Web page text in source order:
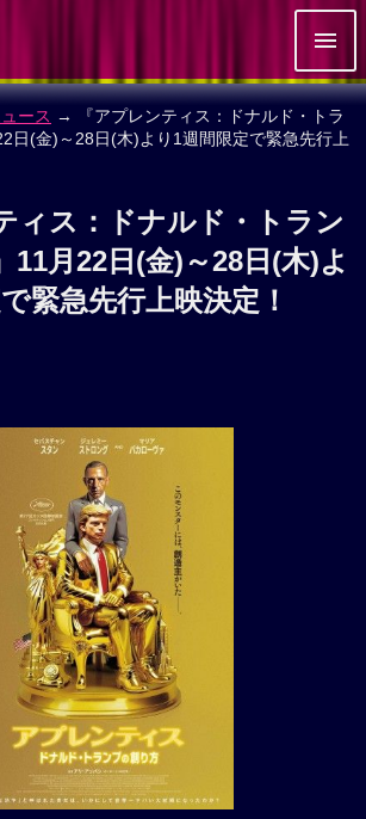
ース → 『アプレンティス：ドナルド・トラ
日(金)～28日(木)より1週間限定で緊急先行上
ィス：ドナルド・トラン
11月22日(金)～28日(木)よ
緊急先行上映決定！